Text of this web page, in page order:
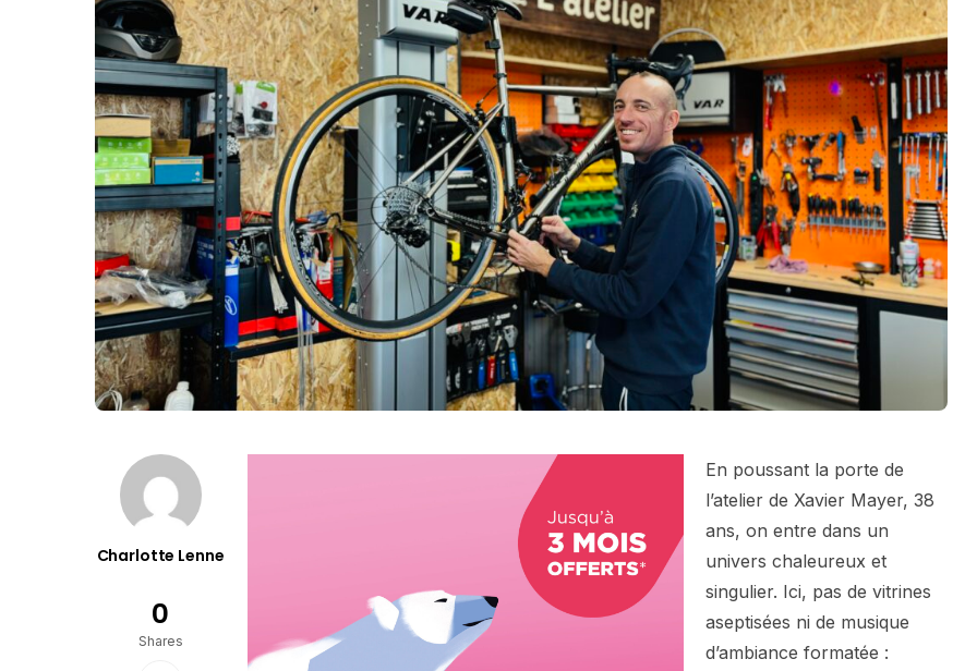
Charlotte Lenne
0
Shares
En poussant la porte de
l’atelier de Xavier Mayer, 38
ans, on entre dans un
univers chaleureux et
singulier. Ici, pas de vitrines
aseptisées ni de musique
d’ambiance formatée :